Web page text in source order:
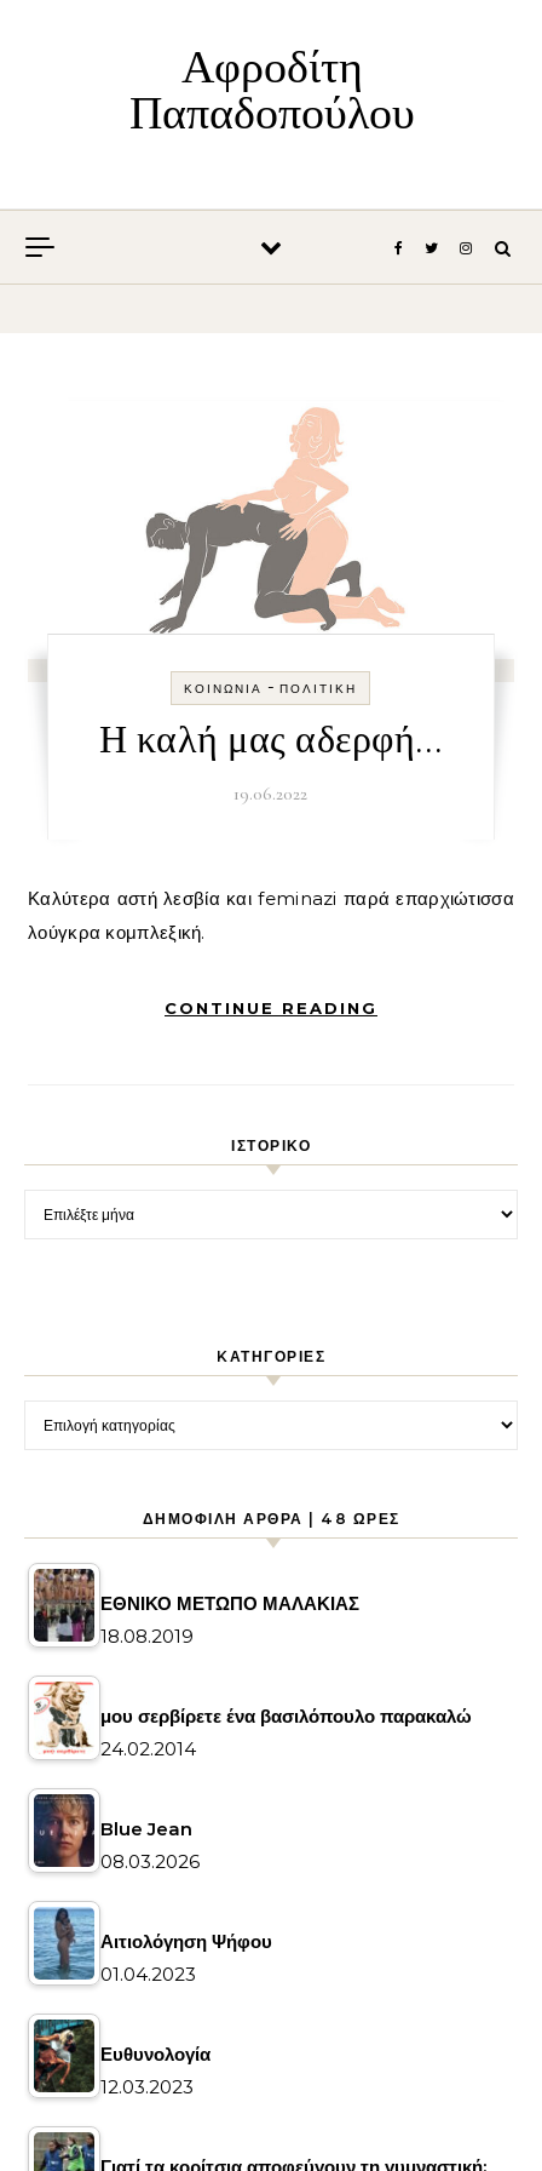
Αφροδίτη
Παπαδοπούλου
ΚΟΙΝΩΝΊΑ -ΠΟΛΙΤΙΚΉ
Η καλή μας αδερφή…
19.06.2022
Καλύτερα αστή λεσβία και feminazi παρά επαρχιώτισσα
λούγκρα κομπλεξική.
CONTINUE READING
ΙΣΤΟΡΙΚΌ
Ιστορικό
KΑΤΗΓΟΡΊΕΣ
Kατηγορίες
ΔΗΜΟΦΙΛΉ ΆΡΘΡΑ | 48 ΏΡΕΣ
ΕΘΝΙΚΟ ΜΕΤΩΠΟ ΜΑΛΑΚΙΑΣ
18.08.2019
μου σερβίρετε ένα βασιλόπουλο παρακαλώ
24.02.2014
Blue Jean
08.03.2026
Αιτιολόγηση Ψήφου
01.04.2023
Ευθυνολογία
12.03.2023